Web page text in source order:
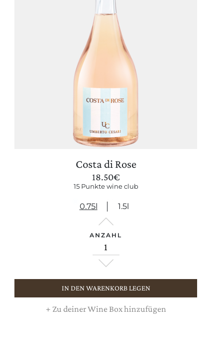
Costa di Rose
18.50€
15 Punkte wine club
0.75l 1.5l
ANZAHL
IN DEN WARENKORB LEGEN
+ Zu deiner Wine Box hinzufügen